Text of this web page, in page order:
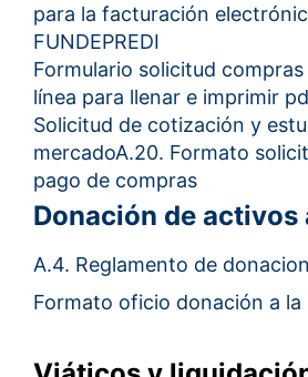
para la facturación
FUNDEPREDI
Formulario solicitud compras
línea para llenar e imprimir
Solicitud de cotización y
mercadoA.20. Formato
pago de compras
A.4. Reglamento de
Formato oficio donación a la